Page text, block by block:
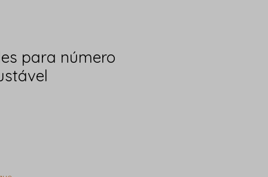
para número